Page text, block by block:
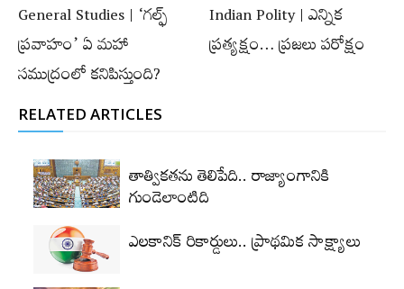
General Studies | ‘గల్ఫ్‌
ప్రవాహం’ ఏ మహా
సముద్రంలో కనిపిస్తుంది?
Indian Polity | ఎన్నిక
ప్రత్యక్షం… ప్రజలు పరోక్షం
RELATED ARTICLES
తాత్వికతను తెలిపేది.. రాజ్యాంగానికి
గుండెలాంటిది
ఎలకానిక్‌ రికార్డులు.. ప్రాథమిక సాక్ష్యాలు